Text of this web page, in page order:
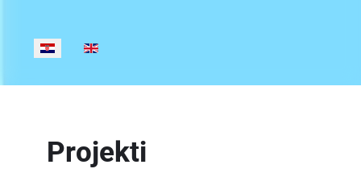
Odaberite svoj jezik
Projekti